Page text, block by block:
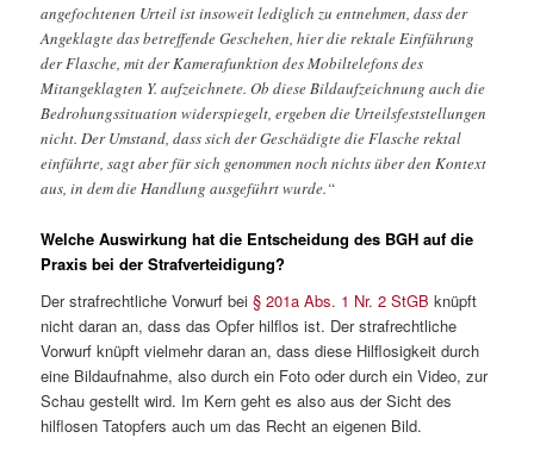
angefochtenen Urteil ist insoweit lediglich zu entnehmen, dass der
Angeklagte das betreffende Geschehen, hier die rektale Einführung
der Flasche, mit der Kamerafunktion des Mobiltelefons des
Mitangeklagten Y. aufzeichnete. Ob diese Bildaufzeichnung auch die
Bedrohungssituation widerspiegelt, ergeben die Urteilsfeststellungen
nicht. Der Umstand, dass sich der Geschädigte die Flasche rektal
einführte, sagt aber für sich genommen noch nichts über den Kontext
aus, in dem die Handlung ausgeführt wurde.“
Welche Auswirkung hat die Entscheidung des BGH auf die
Praxis bei der Strafverteidigung?
Der strafrechtliche Vorwurf bei§ 201a Abs. 1 Nr. 2 StGB knüpft
nicht daran an, dass das Opfer hilflos ist. Der strafrechtliche
Vorwurf knüpft vielmehr daran an, dass diese Hilflosigkeit durch
eine Bildaufnahme, also durch ein Foto oder durch ein Video, zur
Schau gestellt wird. Im Kern geht es also aus der Sicht des
hilflosen Tatopfers auch um das Recht an eigenen Bild.